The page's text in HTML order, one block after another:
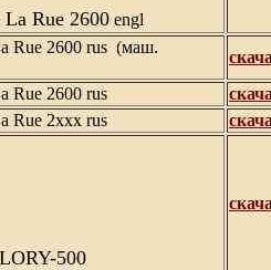
La Rue 2600 engl
rus (маш.
rus
rus
500